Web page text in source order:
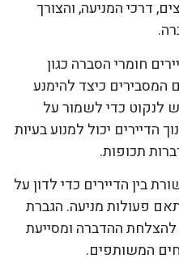
דרכי המניעה, והצורך
חומרי הסברה כגון
המסבירים כיצד להימנע
לנקוט כדי לשמור על
יכול למנוע בעיות
תכופות.
בין הדיירים כדי לדון על
פעולות מניעה. הגברת
ההדברה ומסייעת
המשותפים.